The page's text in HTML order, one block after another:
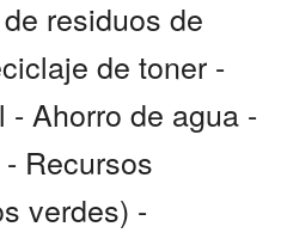
residuos de
de toner -
Ahorro de agua -
Recursos
verdes) -